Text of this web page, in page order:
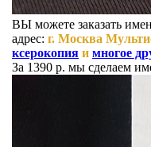
ВЫ можете заказать
адрес: г. Москва
ксерокопия и многое
За 1390 р. мы сделаем